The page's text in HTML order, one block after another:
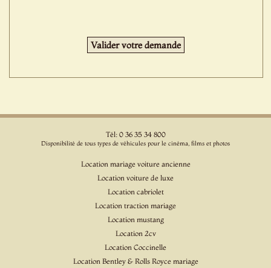
Tél: 0 36 35 34 800
Disponibilité de tous types de véhicules pour le cinéma, films et photos
Location mariage voiture ancienne
Location voiture de luxe
Location cabriolet
Location traction mariage
Location mustang
Location 2cv
Location Coccinelle
Location Bentley & Rolls Royce mariage